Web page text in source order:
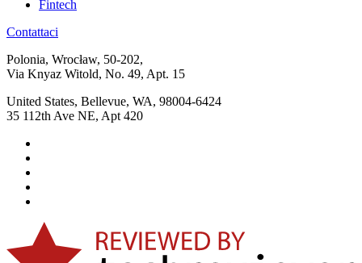
Fintech
Contattaci
Polonia, Wrocław, 50-202,
Via Knyaz Witold, No. 49, Apt. 15
United States, Bellevue, WA, 98004-6424
35 112th Ave NE, Apt 420